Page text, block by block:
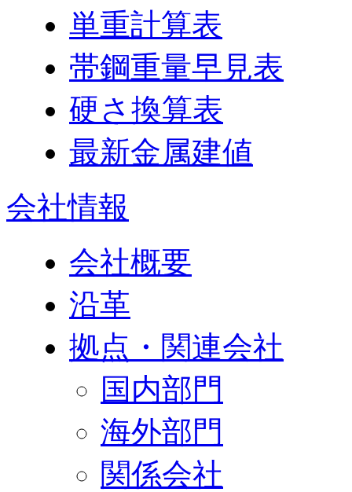
単重計算表
帯鋼重量早見表
硬さ換算表
最新金属建値
会社情報
会社概要
沿革
拠点・関連会社
国内部門
海外部門
関係会社